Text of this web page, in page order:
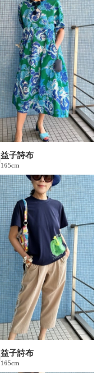
益子詩布
165cm
益子詩布
165cm